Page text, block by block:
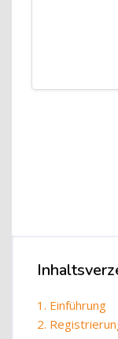
1. Einführung
2.